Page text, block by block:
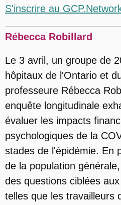
S'inscrire au
Rébecca Robillard
Le 3 avril, un groupe de
hôpitaux de l'Ontario et
professeure Rébecca
enquête longitudinale
évaluer les impacts
psychologiques de la
stades de l'épidémie. En
de la population
des questions ciblées
telles que les travailleurs